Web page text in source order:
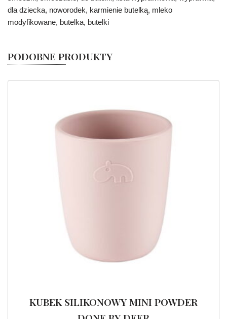
dla dziecka, noworodek, karmienie butelką, mleko
modyfikowane, butelka, butelki
PODOBNE PRODUKTY
KUBEK SILIKONOWY MINI POWDER